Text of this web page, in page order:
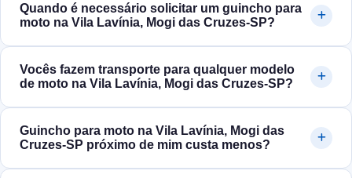
Quando é necessário solicitar um guincho para
moto na Vila Lavínia, Mogi das Cruzes‑SP?
Vocês fazem transporte para qualquer modelo
de moto na Vila Lavínia, Mogi das Cruzes‑SP?
Guincho para moto na Vila Lavínia, Mogi das
Cruzes‑SP próximo de mim custa menos?